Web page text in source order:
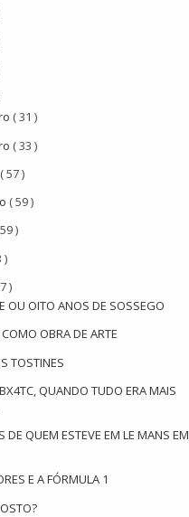
( 31 )
( 33 )
( 57 )
( 59 )
)
)
)
OU OITO ANOS DE SOSSEGO
OBRA DE ARTE
TOSTINES
QUANDO TUDO ERA MAIS
DE QUEM ESTEVE EM LE MANS EM
E A FÓRMULA 1